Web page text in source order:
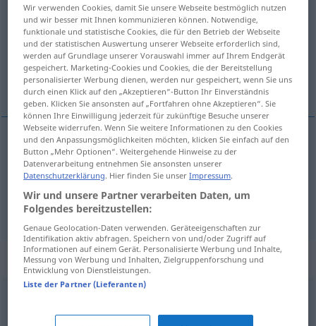
Ödnisf <Ödnis;keinpl>
Übersicht aller Übersetzungen
(Für mehr Details die Übersetzung anklicken/antippen)
wasteland tedium
wasteland Ödnis Landschaft
tedium ÖdnisLangweiligkeit
Synonyme für "Ödnis"
Wir verwenden Cookies, damit Sie unsere Webseite bestmöglich nutzen
und wir besser mit Ihnen kommunizieren können. Notwendige,
funktionale und statistische Cookies, die für den Betrieb der Webseite
und der statistischen Auswertung unserer Webseite erforderlich sind,
werden auf Grundlage unserer Vorauswahl immer auf Ihrem Endgerät
gespeichert. Marketing-Cookies und Cookies, die der Bereitstellung
personalisierter Werbung dienen, werden nur gespeichert, wenn Sie uns
durch einen Klick auf den „Akzeptieren“-Button Ihr Einverständnis
geben. Klicken Sie ansonsten auf „Fortfahren ohne Akzeptieren“. Sie
können Ihre Einwilligung jederzeit für zukünftige Besuche unserer
Webseite widerrufen. Wenn Sie weitere Informationen zu den Cookies
und den Anpassungsmöglichkeiten möchten, klicken Sie einfach auf den
Button „Mehr Optionen“. Weitergehende Hinweise zu der
Datenverarbeitung entnehmen Sie ansonsten unserer
Datenschutzerklärung. Hier finden Sie unserImpressum.
Wir und unsere Partner verarbeiten Daten, um
Folgendes bereitzustellen:
Genaue Geolocation-Daten verwenden. Geräteeigenschaften zur
Identifikation aktiv abfragen. Speichern von und/oder Zugriff auf
Informationen auf einem Gerät. Personalisierte Werbung und Inhalte,
Messung von Werbung und Inhalten, Zielgruppenforschung und
Entwicklung von Dienstleistungen.
Liste der Partner (Lieferanten)